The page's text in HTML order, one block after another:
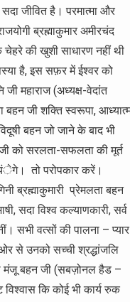
जीवित है। परमात्मा और
ब्रह्माकुमार अमीरचंद
की खुशी साधारण नहीं थी
है, इस सफ़र में ईश्वर को
महाराज (अध्यक्ष-वेदांत
बहन जी शक्ति स्वरूपा,
बहन जो जाने के बाद भी
को सरलता-सफलता की मूर्त
तो परोपकार करें।
ब्रह्माकुमारी प्रेमलता बहन
सदा विश्व कल्याणकारी, सर्व
सभी वत्सों की पालना – प्यार
से उनको सच्ची श्रद्धांजलि
मंजू बहन जी (सबज़ोनल हैड –
कि कोई भी कार्य रुक